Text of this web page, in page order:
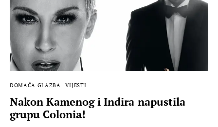
DOMAĆA GLAZBA VIJESTI
Nakon Kamenog i Indira napustila
grupu Colonia!